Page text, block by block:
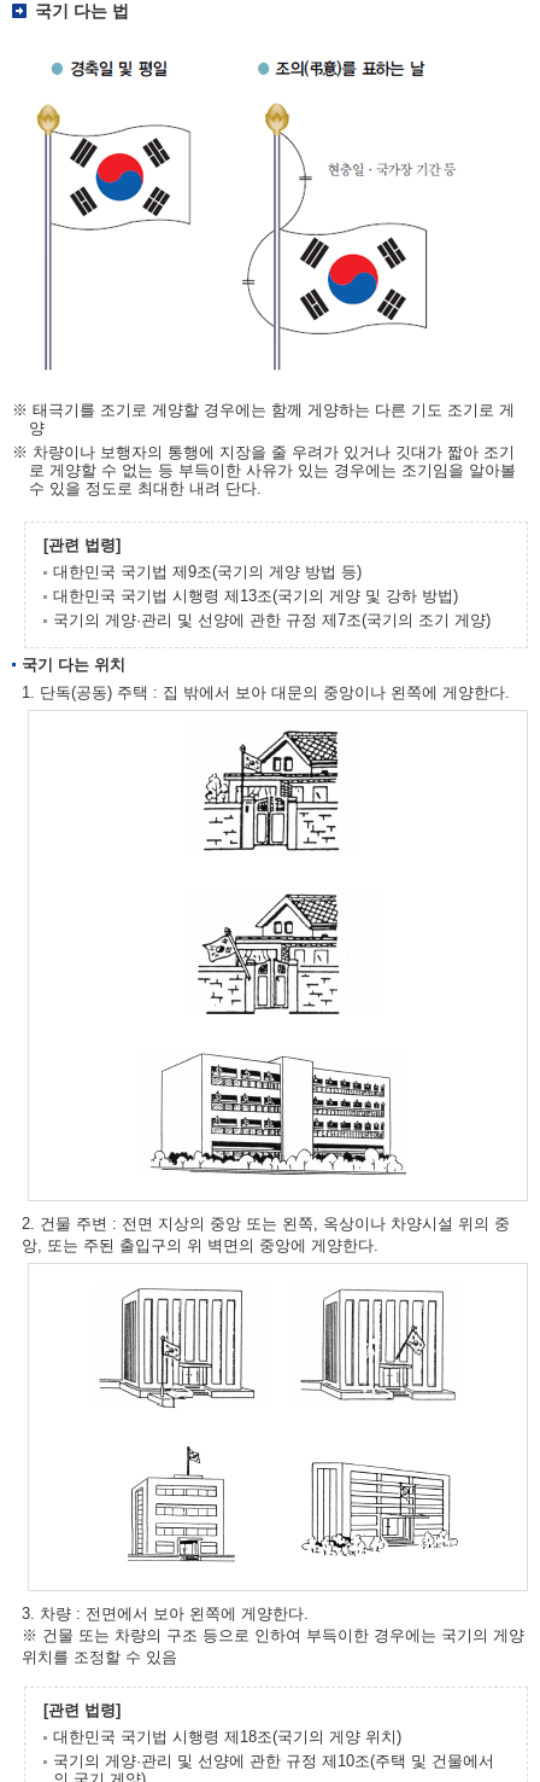
국기 다는 법
※ 태극기를 조기로 게양할 경우에는 함께 게양하는 다른 기도 조기로 게
양
※ 차량이나 보행자의 통행에 지장을 줄 우려가 있거나 깃대가 짧아 조기
로 게양할 수 없는 등 부득이한 사유가 있는 경우에는 조기임을 알아볼
수 있을 정도로 최대한 내려 단다.
[관련 법령]
대한민국 국기법 제9조(국기의 게양 방법 등)
대한민국 국기법 시행령 제13조(국기의 게양 및 강하 방법)
국기의 게양·관리 및 선양에 관한 규정 제7조(국기의 조기 게양)
국기 다는 위치
1. 단독(공동) 주택 : 집 밖에서 보아 대문의 중앙이나 왼쪽에 게양한다.
2. 건물 주변 : 전면 지상의 중앙 또는 왼쪽, 옥상이나 차양시설 위의 중
앙, 또는 주된 출입구의 위 벽면의 중앙에 게양한다.
3. 차량 : 전면에서 보아 왼쪽에 게양한다.
※ 건물 또는 차량의 구조 등으로 인하여 부득이한 경우에는 국기의 게양
위치를 조정할 수 있음
[관련 법령]
대한민국 국기법 시행령 제18조(국기의 게양 위치)
국기의 게양·관리 및 선양에 관한 규정 제10조(주택 및 건물에서